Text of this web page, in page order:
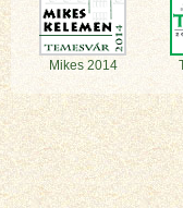
Mikes 2014